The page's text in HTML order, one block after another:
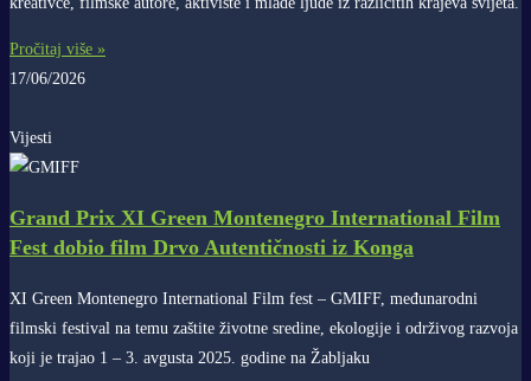
Pročitaj više »
17/06/2026
Vijesti
Grand Prix XI Green Montenegro International Film
Fest dobio film Drvo Autentičnosti iz Konga
XI Green Montenegro International Film fest – GMIFF, međunarodni
filmski festival na temu zaštite životne sredine, ekologije i održivog razvoja
koji je trajao 1 – 3. avgusta 2025. godine na Žabljaku